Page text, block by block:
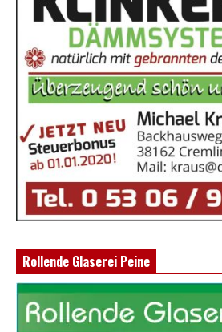
Rollende Glaserei Peine